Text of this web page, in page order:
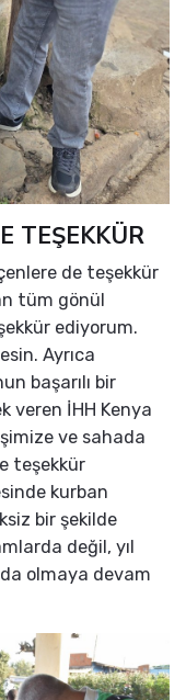
TEŞEKKÜR
de teşekkür
tüm gönül
ediyorum.
Ayrıca
başarılı bir
veren İHH Kenya
ve sahada
teşekkür
kurban
bir şekilde
değil, yıl
olmaya devam